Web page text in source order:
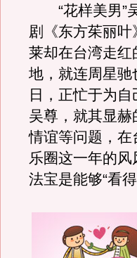
“花样美男”吴
剧《东方茱丽
莱却在台湾走
地，就连周星
日，正忙于为
吴尊，就其显
情谊等问题，
乐圈这一年的风
法宝是能够“看得